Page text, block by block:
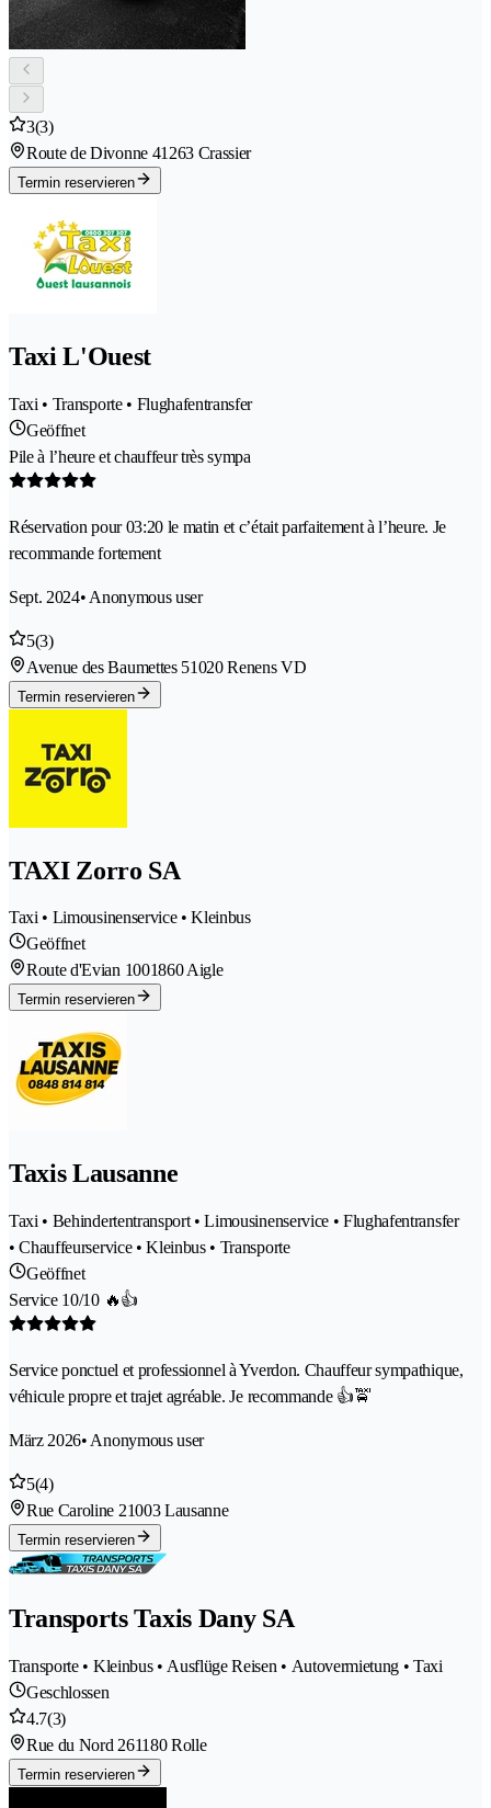
3(3)
Route de Divonne 41263 Crassier
Termin reservieren
Taxi L'Ouest
Taxi • Transporte • Flughafentransfer
Geöffnet
Pile à l’heure et chauffeur très sympa
Réservation pour 03:20 le matin et c’était parfaitement à l’heure. Je
recommande fortement
Sept. 2024• Anonymous user
5(3)
Avenue des Baumettes 51020 Renens VD
Termin reservieren
TAXI Zorro SA
Taxi • Limousinenservice • Kleinbus
Geöffnet
Route d'Evian 1001860 Aigle
Termin reservieren
Taxis Lausanne
Taxi • Behindertentransport • Limousinenservice • Flughafentransfer
• Chauffeurservice • Kleinbus • Transporte
Geöffnet
Service 10/10 🔥👍
Service ponctuel et professionnel à Yverdon. Chauffeur sympathique,
véhicule propre et trajet agréable. Je recommande 👍🚖
März 2026• Anonymous user
5(4)
Rue Caroline 21003 Lausanne
Termin reservieren
Transports Taxis Dany SA
Transporte • Kleinbus • Ausflüge Reisen • Autovermietung • Taxi
Geschlossen
4.7(3)
Rue du Nord 261180 Rolle
Termin reservieren